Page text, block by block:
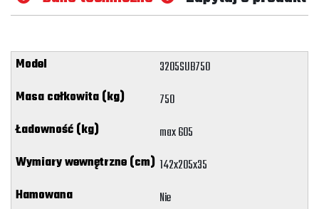
3205SUB750
750
max 605
142x205x35
Nie